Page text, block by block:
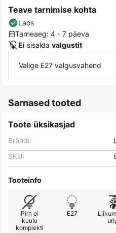
Teave tarnimise kohta
Laos
Tarneaeg: 4 - 7 päeva
Ei sisalda valgustit
Valige E27 valgusvahend
Sarnased tooted
Toote üksikasjad
Brändi:
SKU:
Tooteinfo
Pirn ei
kuulu
komplekti
E27